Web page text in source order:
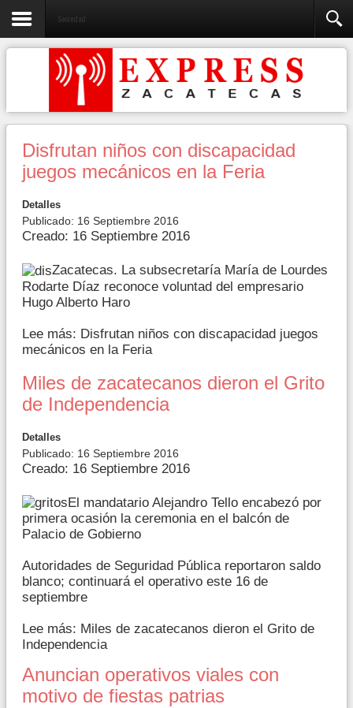
Sociedad
Disfrutan niños con discapacidad
juegos mecánicos en la Feria
Detalles
Publicado: 16 Septiembre 2016
Creado: 16 Septiembre 2016
Zacatecas. La subsecretaría María de Lourdes
Rodarte Díaz reconoce voluntad del empresario
Hugo Alberto Haro
Lee más: Disfrutan niños con discapacidad juegos
mecánicos en la Feria
Miles de zacatecanos dieron el Grito
de Independencia
Detalles
Publicado: 16 Septiembre 2016
Creado: 16 Septiembre 2016
El mandatario Alejandro Tello encabezó por
primera ocasión la ceremonia en el balcón de
Palacio de Gobierno
Autoridades de Seguridad Pública reportaron saldo
blanco; continuará el operativo este 16 de
septiembre
Lee más: Miles de zacatecanos dieron el Grito de
Independencia
Anuncian operativos viales con
motivo de fiestas patrias